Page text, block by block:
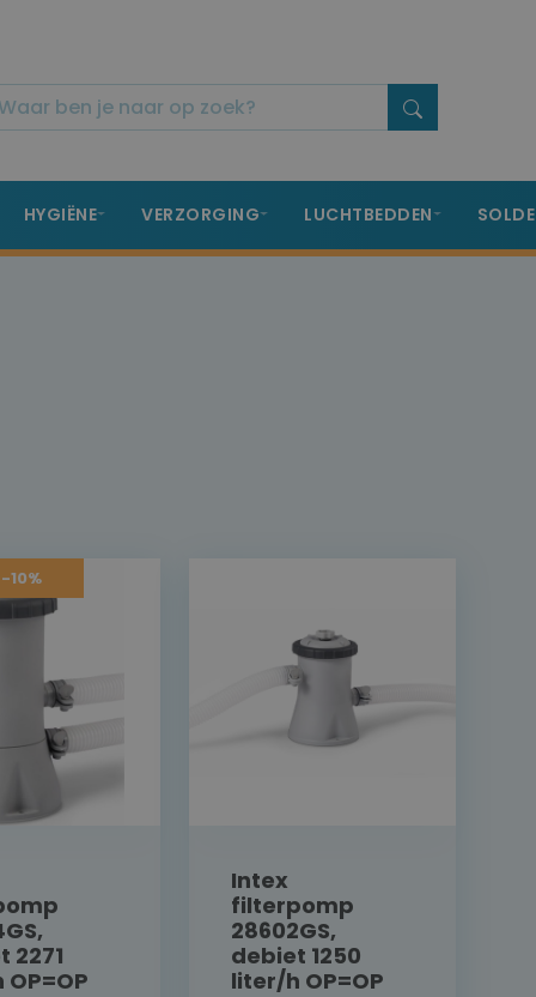
HYGIËNE VERZORGING LUCHTBEDDEN
10%
2271
Intex
filterpomp
28602GS,
debiet 1250
liter/h OP=OP